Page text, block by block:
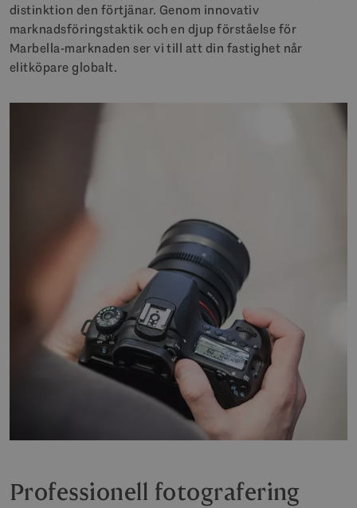
distinktion den förtjänar. Genom innovativ
marknadsföringstaktik och en djup förståelse för
Marbella-marknaden ser vi till att din fastighet når
elitköpare globalt.
Professionell fotografering